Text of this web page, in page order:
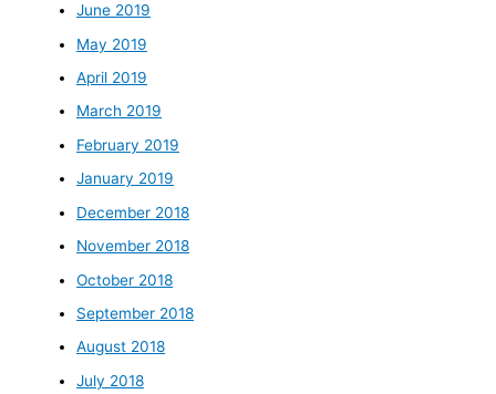
June 2019
May 2019
April 2019
March 2019
February 2019
January 2019
December 2018
November 2018
October 2018
September 2018
August 2018
July 2018